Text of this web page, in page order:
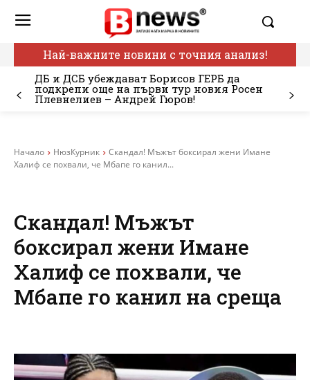
Най-важните новини с точния анализ!
ДБ и ДСБ убеждават Борисов ГЕРБ да
подкрепи още на първи тур новия Росен
Плевнелиев – Андрей Гюров!
Начало НюзКурник
Скандал! Мъжът боксирал жени Имане
Халиф се похвали, че Мбапе го канил...
Скандал! Мъжът
боксирал жени Имане
Халиф се похвали, че
Мбапе го канил на среща